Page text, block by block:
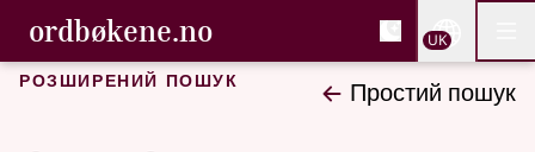
Перейти до основного вмісту
Доступність
ordbøkene.no, Cловник букмола та
Cловник букмола та Словник нюношка
UK
Розширений пошук Простий пошук